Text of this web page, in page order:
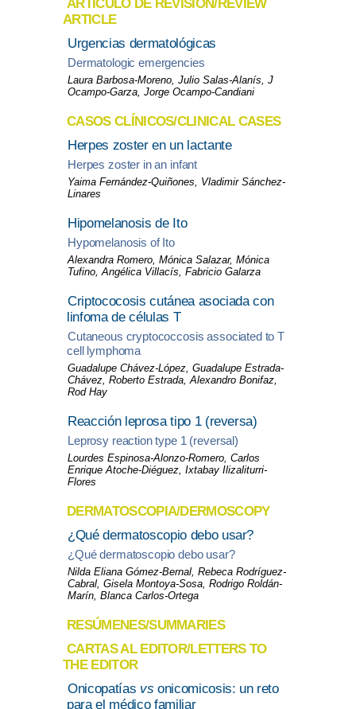
ARTÍCULO DE REVISIÓN/REVIEW
ARTICLE
Urgencias dermatológicas
Dermatologic emergencies
Laura Barbosa-Moreno, Julio Salas-Alanís, J
Ocampo-Garza, Jorge Ocampo-Candiani
CASOS CLÍNICOS/CLINICAL CASES
Herpes zoster en un lactante
Herpes zoster in an infant
Yaima Fernández-Quiñones, Vladimir Sánchez-
Linares
Hipomelanosis de Ito
Hypomelanosis of Ito
Alexandra Romero, Mónica Salazar, Mónica
Tufino, Angélica Villacís, Fabricio Galarza
Criptococosis cutánea asociada con
linfoma de células T
Cutaneous cryptococcosis associated to T
cell lymphoma
Guadalupe Chávez-López, Guadalupe Estrada-
Chávez, Roberto Estrada, Alexandro Bonifaz,
Rod Hay
Reacción leprosa tipo 1 (reversa)
Leprosy reaction type 1 (reversal)
Lourdes Espinosa-Alonzo-Romero, Carlos
Enrique Atoche-Diéguez, Ixtabay Ilizaliturri-
Flores
DERMATOSCOPIA/DERMOSCOPY
¿Qué dermatoscopio debo usar?
¿Qué dermatoscopio debo usar?
Nilda Eliana Gómez-Bernal, Rebeca Rodríguez-
Cabral, Gisela Montoya-Sosa, Rodrigo Roldán-
Marín, Blanca Carlos-Ortega
RESÚMENES/SUMMARIES
CARTAS AL EDITOR/LETTERS TO
THE EDITOR
Onicopatías vs onicomicosis: un reto
para el médico familiar